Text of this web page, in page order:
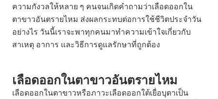
ความกังวลให้หลาย ๆ คนจนเกิดคำถามว่าเลือดออกใน
ตาขาวอันตรายไหม ส่งผลกระทบต่อการใช้ชีวิตประจำวัน
อย่างไร วันนี้เราจะพาทุกคนมาทำความเข้าใจเกี่ยวกับ
สาเหตุ อาการ และวิธีการดูแลรักษาที่ถูกต้อง
เลือดออกในตาขาวอันตรายไหม
เลือดออกในตาขาวหรือภาวะเลือดออกใต้เยื่อบุตาเป็น